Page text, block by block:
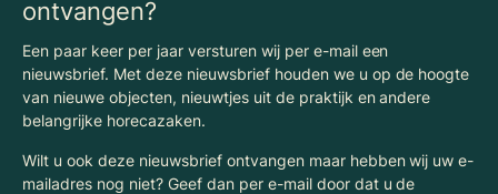
ontvangen?
Een paar keer per jaar versturen wij per e-mail een
nieuwsbrief. Met deze nieuwsbrief houden we u op de hoogte
van nieuwe objecten, nieuwtjes uit de praktijk en andere
belangrijke horecazaken.
Wilt u ook deze nieuwsbrief ontvangen maar hebben wij uw e-
mailadres nog niet? Geef dan per e-mail door dat u de